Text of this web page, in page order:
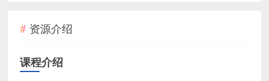
资源介绍
课程介绍